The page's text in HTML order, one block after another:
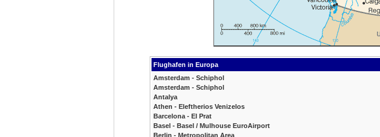
Flughafen in Europa
Amsterdam - Schiphol
Amsterdam - Schiphol
Antalya
Athen - Eleftherios Venizelos
Barcelona - El Prat
Basel - Basel / Mulhouse EuroAirport
Berlin - Metropolitan Area